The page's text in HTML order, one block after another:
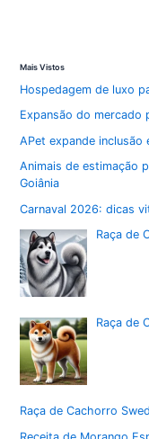
Mais Vistos
Hospedagem de luxo
Expansão do mercado
APet expande inclusão
Animais de estimação
Goiânia
Carnaval 2026: dicas
Raça de
Raça de
Raça de Cachorro